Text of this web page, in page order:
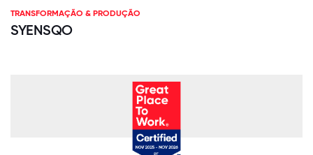
TRANSFORMAÇÃO & PRODUÇÃO
SYENSQO